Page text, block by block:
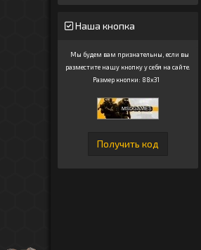
Наша кнопка
Мы будем вам признательны, если вы
разместите нашу кнопку у себя на сайте.
Размер кнопки: 88x31